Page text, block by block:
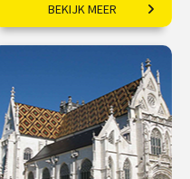
Van Knossos tot
Koolhaas.
vanaf 21
sep
/ Op locatie of online
BEKIJK MEER